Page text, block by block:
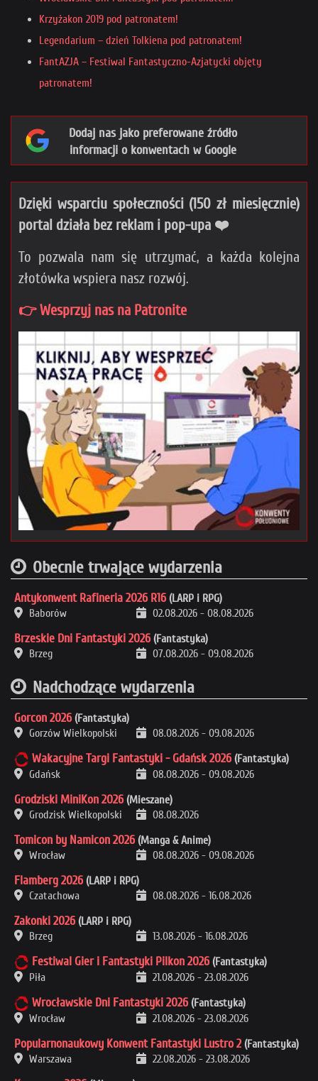
Krzyżakon 2019 pod patronatem!
Legendarium – dzień Tolkiena pod patronatem!
FantAZJA – Festiwal Fantastyczno-Azjatycki objęty
patronatem!
Dodaj nas jako preferowane źródło
informacji o konwentach w Google
Dzięki wsparciu społeczności (150 zł miesięcznie)
portal działa bez reklam i pop-upa ❤️
To pozwala nam się utrzymać, a każda kolejna
złotówka wspiera nasz rozwój.
👉 Wesprzyj nas na Patronite
Obecnie trwające wydarzenia
Antykonwent Rafineria 2026 R16 (LARP i RPG)
Baborów
02.08.2026 - 08.08.2026
Brzeskie Dni Fantastyki 2026 (Fantastyka)
Brzeg
07.08.2026 - 09.08.2026
Nadchodzące wydarzenia
Gorcon 2026 (Fantastyka)
Gorzów Wielkopolski
08.08.2026 - 09.08.2026
Wakacyjne Targi Fantastyki - Gdańsk 2026 (Fantastyka)
Gdańsk
08.08.2026 - 09.08.2026
Grodziski MiniKon 2026 (Mieszane)
Grodzisk Wielkopolski
08.08.2026
Tomicon by Namicon 2026 (Manga & Anime)
Wrocław
08.08.2026 - 09.08.2026
Flamberg 2026 (LARP i RPG)
Czatachowa
08.08.2026 - 16.08.2026
Zakonki 2026 (LARP i RPG)
Brzeg
13.08.2026 - 16.08.2026
Festiwal Gier i Fantastyki Pilkon 2026 (Fantastyka)
Piła
21.08.2026 - 23.08.2026
Wrocławskie Dni Fantastyki 2026 (Fantastyka)
Wrocław
21.08.2026 - 23.08.2026
Popularnonaukowy Konwent Fantastyki Lustro 2 (Fantastyka)
Warszawa
22.08.2026 - 23.08.2026